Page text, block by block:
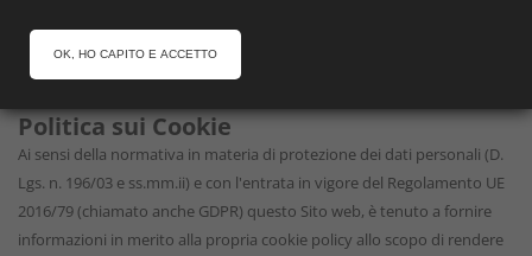
Cookie Privacy Policy
Politica sui Cookie
Ai sensi della normativa in materia di protezione dei dati personali (D.
Lgs. n. 196/03 e ss.mm.ii) e con l'entrata in vigore del Regolamento UE
2016/79 (chiamato anche GDPR) questo Sito web, è tenuto a fornire
informazioni in merito alla propria cookie policy allo scopo di rendere
OK, HO CAPITO E ACCETTO